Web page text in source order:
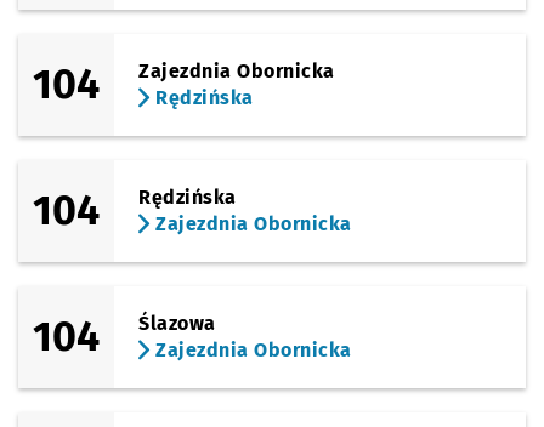
104
Zajezdnia Obornicka
Rędzińska
104
Rędzińska
Zajezdnia Obornicka
104
Ślazowa
Zajezdnia Obornicka